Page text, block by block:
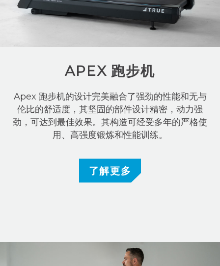
APEX 跑步机
Apex 跑步机的设计完美融合了强劲的性能和无与
伦比的舒适度，其坚固的部件设计精密，动力强
劲，可达到最佳效果。其构造可经受多年的严格使
用、高强度锻炼和性能训练。
了解更多